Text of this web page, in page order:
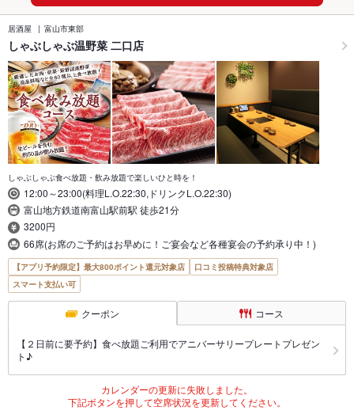
居酒屋 富山市東部
しゃぶしゃぶ温野菜 二口店
しゃぶしゃぶ食べ放題・飲み放題で楽しいひと時を！
12:00～23:00(料理L.O.22:30,ドリンクL.O.22:30)
富山地方鉄道南富山駅前駅 徒歩21分
3200円
66席(お席のご予約はお早めに！ご宴会など各種宴会の予約承り中！)
【アプリ予約限定】最大800ポイント還元対象店
口コミ投稿特典対象店
スマート支払い可
クーポン コース
【２日前に要予約】食べ放題ご利用でアニバーサリープレートプレゼン
ト♪
カレンダーの更新に失敗しました。
下記ボタンを押して空席状況を更新してください。